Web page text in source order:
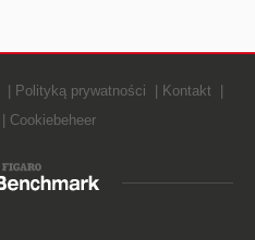
Polityką prywatności
Kontakt
Cookiebeheer